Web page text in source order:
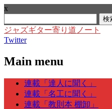
x
索:
ジャズギター寄り道ノート
Twitter
Main menu
Skip
content
連載「達人に聞く」
連載「名工に聞く」
連載「教則本 棚卸」